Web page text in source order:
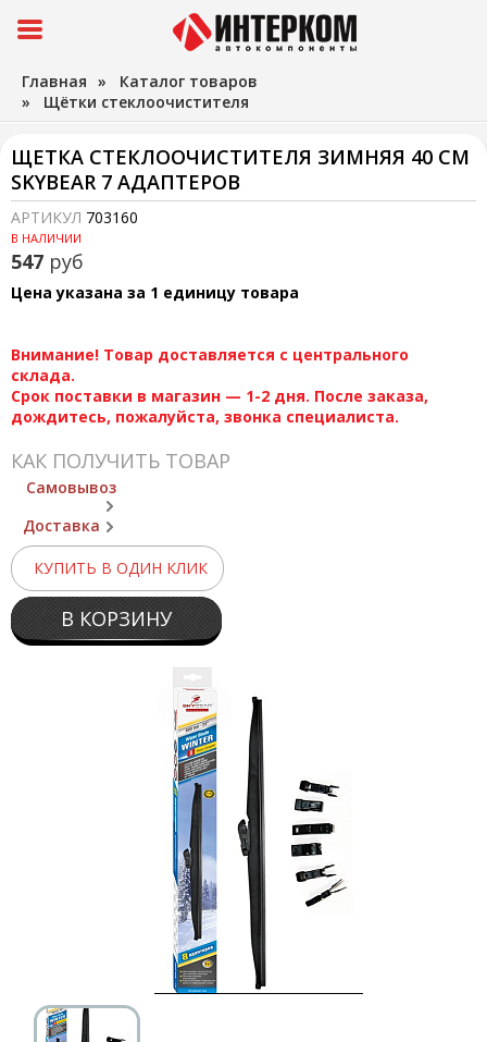
Главная » Каталог товаров
» Щётки стеклоочистителя
ЩЕТКА СТЕКЛООЧИСТИТЕЛЯ ЗИМНЯЯ 40 СМ
SKYBEAR 7 АДАПТЕРОВ
АРТИКУЛ 703160
В НАЛИЧИИ
547 руб
Цена указана за 1 единицу товара
Внимание! Товар доставляется с центрального
склада.
Срок поставки в магазин — 1-2 дня. После заказа,
дождитесь, пожалуйста, звонка специалиста.
КАК ПОЛУЧИТЬ ТОВАР
Самовывоз
Доставка
КУПИТЬ В ОДИН КЛИК
В КОРЗИНУ